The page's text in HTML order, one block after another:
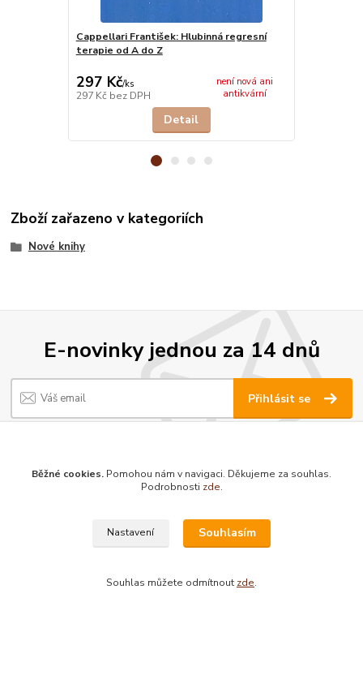
Cappellari František: Hlubinná regresní
terapie od A do Z
297 Kč/ks
297 Kč bez DPH
není nová ani
antikvární
Detail
Zboží zařazeno v kategoriích
Nové knihy
E-novinky jednou za 14 dnů
Přihlásit se
Neváhejte se zeptat:
Běžné cookies. Pomohou nám v navigaci. Děkujeme za souhlas.
Podrobnosti zde.
Nastavení Souhlasím
Souhlas můžete odmítnout zde.